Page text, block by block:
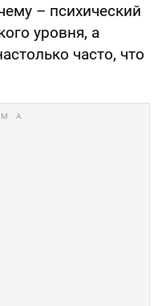
– психический
уровня, а
часто, что